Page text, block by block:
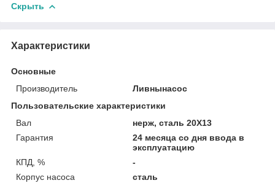
Скрыть
Характеристики
Основные
Производитель
Ливнынасос
Пользовательские характеристики
Вал
нерж, сталь 20Х13
Гарантия
24 месяца со дня ввода в
эксплуатацию
КПД, %
-
Корпус насоса
сталь